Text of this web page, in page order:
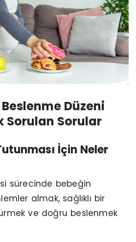
Düzeni
Sorulan Sorular
İçin Neler
sürecinde bebeğin
almak, sağlıklı bir
ve doğru beslenmek